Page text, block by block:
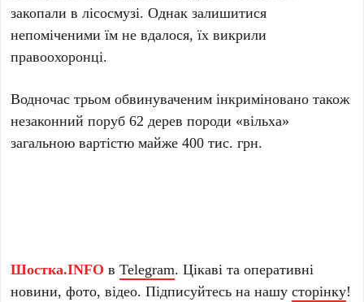
закопали в лісосмузі. Однак залишитися
непоміченими їм не вдалося, їх викрили
правоохоронці.
Водночас трьом обвинуваченим інкриміновано також
незаконний поруб 62 дерев породи «вільха»
загальною вартістю майже 400 тис. грн.
Шостка.INFO вTelegram. Цікаві та оперативні
новини, фото, відео. Підписуйтесь на нашусторінку!